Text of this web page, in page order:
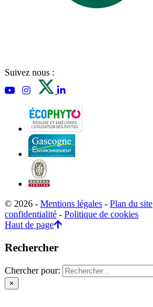
Suivez nous :
© 2026 - Mentions légales - Plan du site
confidentialité - Politique de cookies
Haut de page
Rechercher
Chercher pour:
×